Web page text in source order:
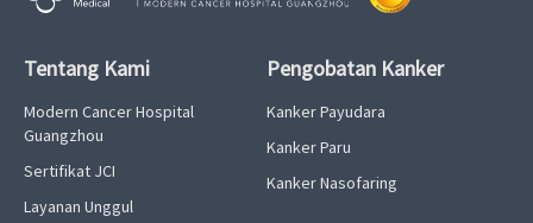
Tentang Kami
Modern Cancer Hospital
Guangzhou
Sertifikat JCI
Layanan Unggul
Pengobatan Kanker
Kanker Payudara
Kanker Paru
Kanker Nasofaring